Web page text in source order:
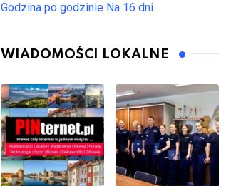
Godzina po godzinie Na 16 dni
WIADOMOŚCI LOKALNE